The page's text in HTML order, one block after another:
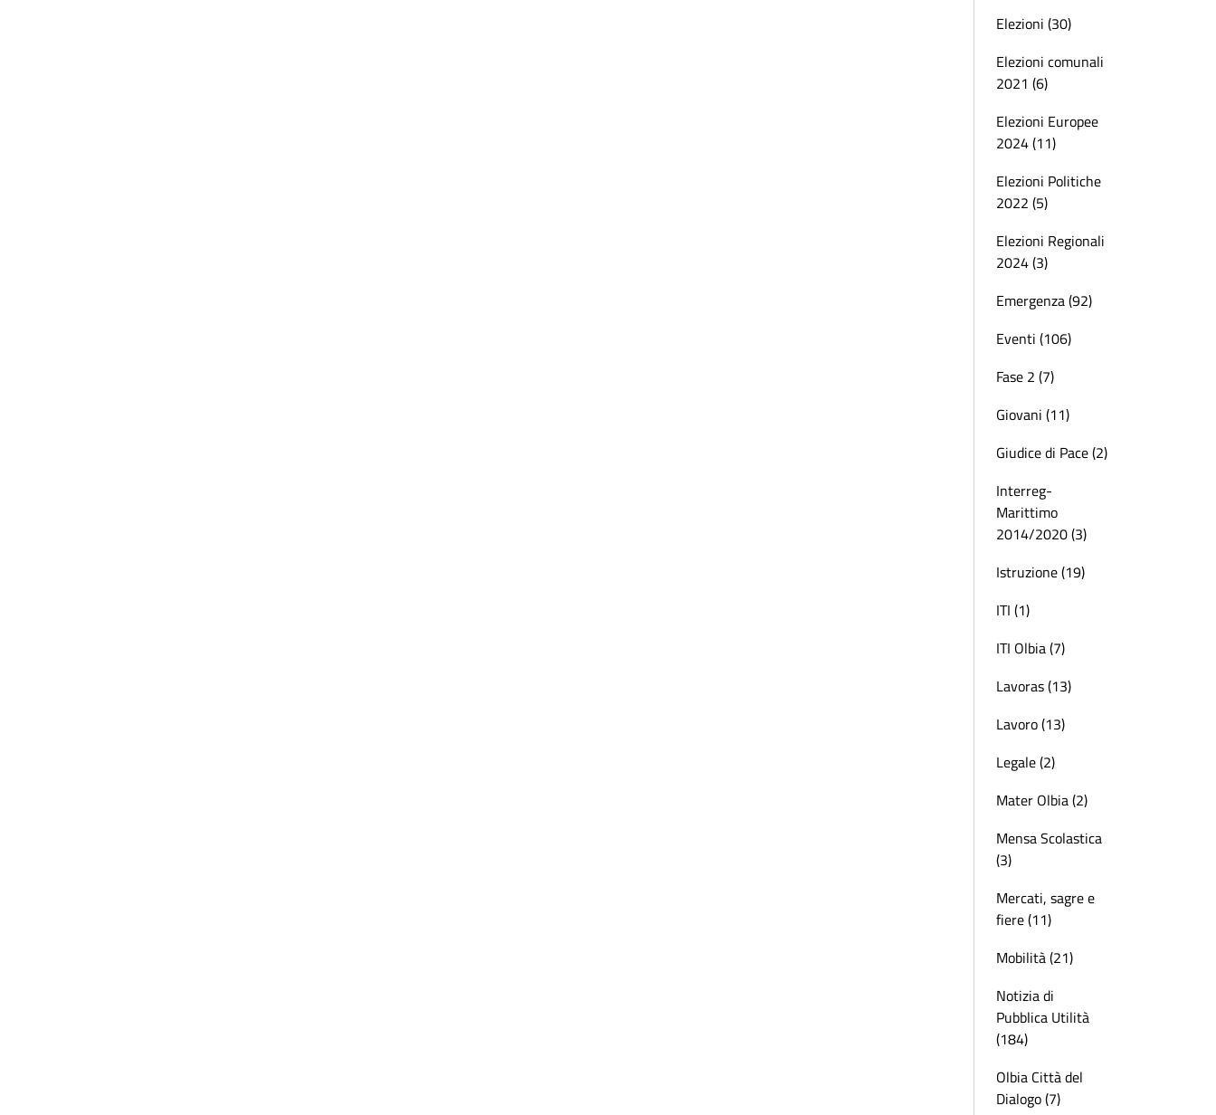
Elezioni (30)
Elezioni comunali
2021 (6)
Elezioni Europee
2024 (11)
Elezioni Politiche
2022 (5)
Elezioni Regionali
2024 (3)
Emergenza (92)
Eventi (106)
Fase 2 (7)
Giovani (11)
Giudice di Pace (2)
Interreg-
Marittimo
2014/2020 (3)
Istruzione (19)
ITI (1)
ITI Olbia (7)
Lavoras (13)
Lavoro (13)
Legale (2)
Mater Olbia (2)
Mensa Scolastica
(3)
Mercati, sagre e
fiere (11)
Mobilità (21)
Notizia di
Pubblica Utilità
(184)
Olbia Città del
Dialogo (7)